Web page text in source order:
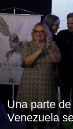
Una parte
Venezuela